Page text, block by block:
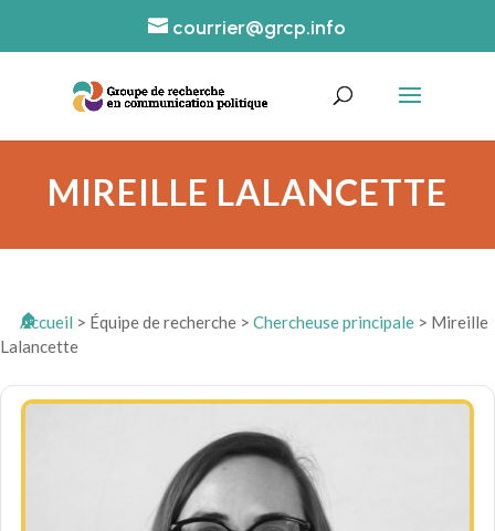
courrier@grcp.info
MIREILLE LALANCETTE
Accueil > Équipe de recherche > Chercheuse principale > Mireille
Lalancette